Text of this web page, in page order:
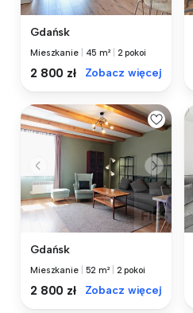
Gdańsk
Mieszkanie 45 m² 2 pokoi
2 800 zł Zobacz więcej
Gdańsk
Mieszkanie 52 m² 2 pokoi
2 800 zł Zobacz więcej